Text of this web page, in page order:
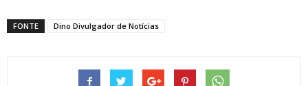
FONTE Dino Divulgador de Notícias